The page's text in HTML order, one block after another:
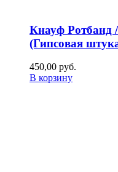
Кнауф Ротбанд
(Гипсовая
450,00 руб.
В корзину